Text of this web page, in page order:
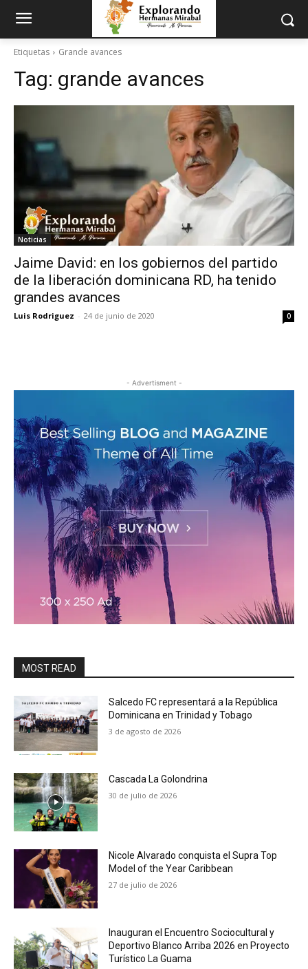
Etiquetas Grande avances
Tag: grande avances
Noticias
Jaime David: en los gobiernos del partido
de la liberación dominicana RD, ha tenido
grandes avances
Luis Rodriguez - 24 de junio de 2020 0
- Advertisment -
MOST READ
Salcedo FC representará a la República
Dominicana en Trinidad y Tobago
3 de agosto de 2026
Cascada La Golondrina
30 de julio de 2026
Nicole Alvarado conquista el Supra Top
Model of the Year Caribbean
27 de julio de 2026
Inauguran el Encuentro Sociocultural y
Deportivo Blanco Arriba 2026 en Proyecto
Turístico La Guama